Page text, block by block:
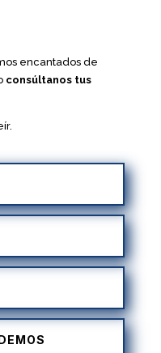
encantados de
consúltanos tus